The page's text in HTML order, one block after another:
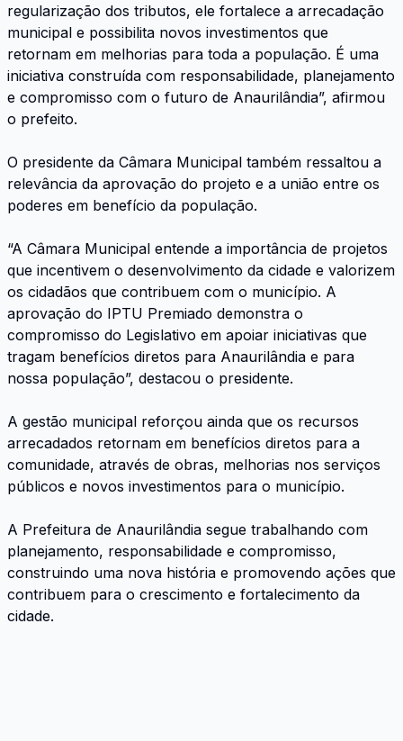
regularização dos tributos, ele fortalece a arrecadação
municipal e possibilita novos investimentos que
retornam em melhorias para toda a população. É uma
iniciativa construída com responsabilidade, planejamento
e compromisso com o futuro de Anaurilândia”, afirmou
o prefeito.
O presidente da Câmara Municipal também ressaltou a
relevância da aprovação do projeto e a união entre os
poderes em benefício da população.
“A Câmara Municipal entende a importância de projetos
que incentivem o desenvolvimento da cidade e valorizem
os cidadãos que contribuem com o município. A
aprovação do IPTU Premiado demonstra o
compromisso do Legislativo em apoiar iniciativas que
tragam benefícios diretos para Anaurilândia e para
nossa população”, destacou o presidente.
A gestão municipal reforçou ainda que os recursos
arrecadados retornam em benefícios diretos para a
comunidade, através de obras, melhorias nos serviços
públicos e novos investimentos para o município.
A Prefeitura de Anaurilândia segue trabalhando com
planejamento, responsabilidade e compromisso,
construindo uma nova história e promovendo ações que
contribuem para o crescimento e fortalecimento da
cidade.